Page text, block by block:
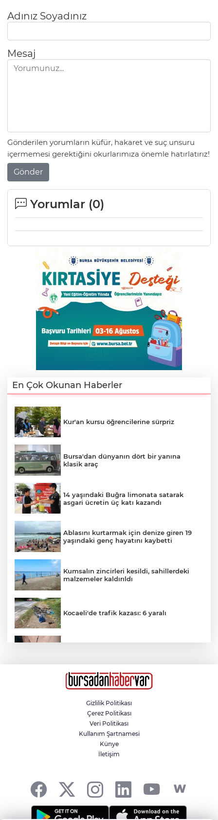
Adınız Soyadınız
Mesaj
Gönderilen yorumların küfür, hakaret ve suç unsuru
içermemesi gerektiğini okurlarımıza önemle hatırlatırız!
Gönder
Yorumlar (0)
En Çok Okunan Haberler
Kur'an kursu öğrencilerine sürpriz
Bursa'dan dünyanın dört bir yanına
klasik araç
14 yaşındaki Buğra limonata satarak
asgari ücretin üç katı kazandı
Ablasını kurtarmak için denize giren 19
yaşındaki genç hayatını kaybetti
Kumsalın zincirleri kesildi, sahillerdeki
malzemeler kaldırıldı
Kocaeli'de trafik kazası: 6 yaralı
Nilüfer Belediyesi’nden mahallelerde
Beykoz'da uyuşturucu operasyonu: 117
kök hint keneviri ve çok sayıda silah ele
geçirildi
Gizlilik Politikası
Çerez Politikası
Veri Politikası
Kullanım Şartnamesi
Künye
İletişim